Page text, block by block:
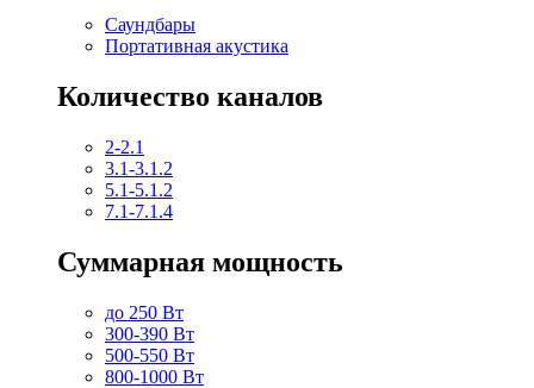
Саундбары
Портативная акустика
Количество каналов
2-2.1
3.1-3.1.2
5.1-5.1.2
7.1-7.1.4
Суммарная мощность
до 250 Вт
300-390 Вт
500-550 Вт
800-1000 Вт